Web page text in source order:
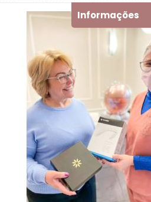
Informações